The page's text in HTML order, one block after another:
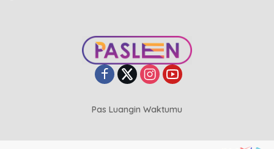
Pas Luangin Waktumu